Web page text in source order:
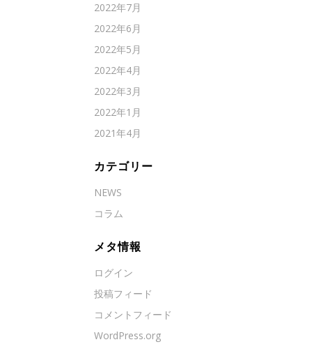
2022年7月
2022年6月
2022年5月
2022年4月
2022年3月
2022年1月
2021年4月
カテゴリー
NEWS
コラム
メタ情報
ログイン
投稿フィード
コメントフィード
WordPress.org